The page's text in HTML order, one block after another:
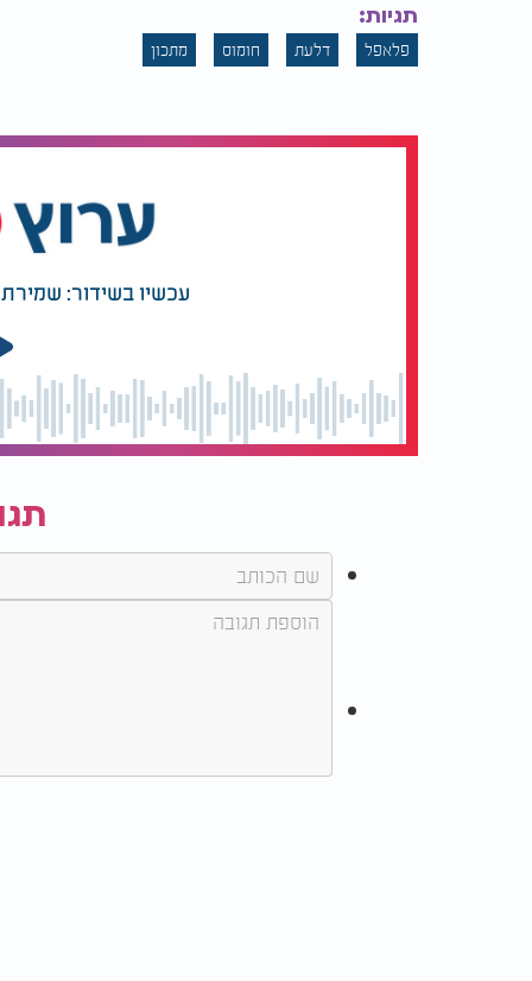
לחומוס יוצר מנה בעלת טעם מיוחד ומרקם
תגיות:
פלאפל דלעת חומוס מתכון
עכשיו בשידור: